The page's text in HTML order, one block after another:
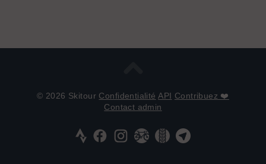
© 2026 Skitour Confidentialité API Contribuez ❤️
Contact admin